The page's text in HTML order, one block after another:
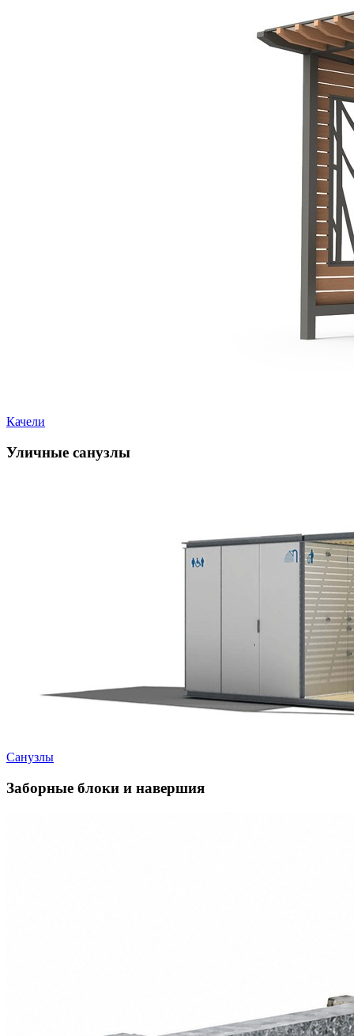
Качели
Уличные санузлы
Санузлы
Заборные блоки и навершия